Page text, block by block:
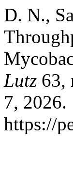
D. N.,
Lutz 63,
7, 2026.
https://